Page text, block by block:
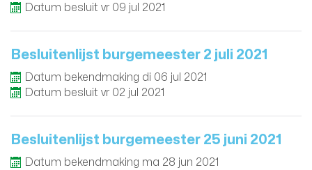
Datum besluit vr 09 jul 2021
Besluitenlijst burgemeester 2 juli 2021
Datum bekendmaking di 06 jul 2021
Datum besluit vr 02 jul 2021
Besluitenlijst burgemeester 25 juni 2021
Datum bekendmaking ma 28 jun 2021